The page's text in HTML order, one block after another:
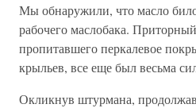
Мы обнаружили, что масло
рабочего маслобака.
пропитавшего перкалевое
крыльев, все еще был весьма
Окликнув штурмана,